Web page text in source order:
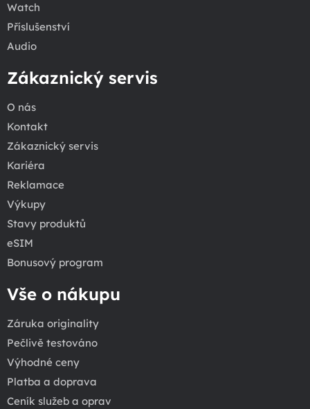
Watch
Příslušenství
Audio
Zákaznický servis
O nás
Kontakt
Zákaznický servis
Kariéra
Reklamace
Výkupy
Stavy produktů
eSIM
Bonusový program
Vše o nákupu
Záruka originality
Pečlivě testováno
Výhodné ceny
Platba a doprava
Ceník služeb a oprav